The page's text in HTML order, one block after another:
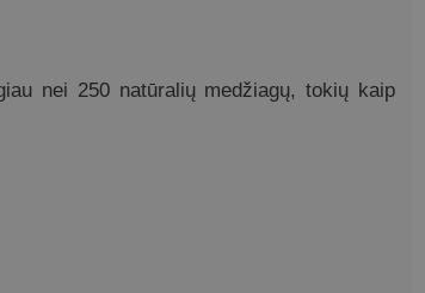
nei 250 natūralių medžiagų, tokių kaip